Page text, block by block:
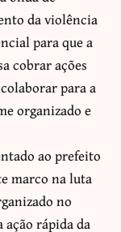
da violência
para que a
cobrar ações
para a
organizado e
ao prefeito
marco na luta
no
ação rápida da